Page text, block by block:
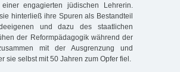
engagierten jüdischen Lehrerin.
hinterließ ihre Spuren als Bestandteil
und dazu des staatlichen
der Reformpädagogik während der
mit der Ausgrenzung und
sie selbst mit 50 Jahren zum Opfer fiel.